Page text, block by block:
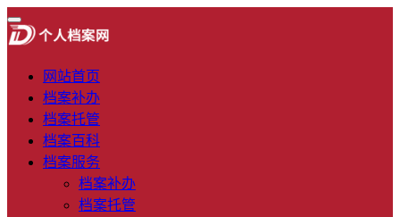
网站首页
档案补办
档案托管
档案百科
档案服务
档案补办
档案托管